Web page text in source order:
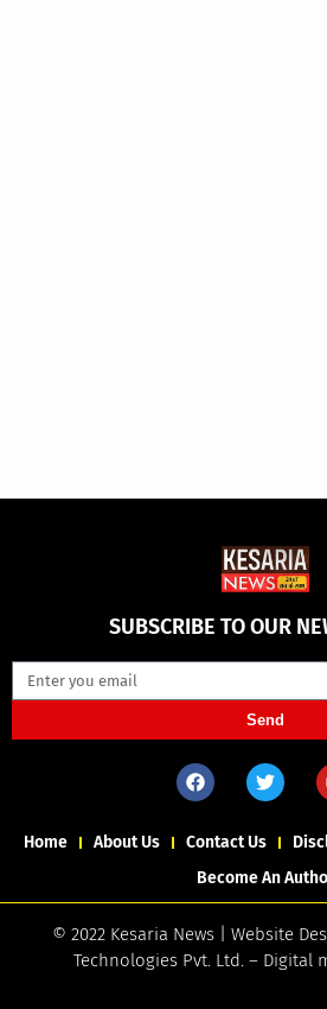
SUBSCRIBE TO OUR
Send
Home About Us Contact Us
Become An
© 2022 Kesaria News | Website
Technologies Pvt. Ltd.– Digital